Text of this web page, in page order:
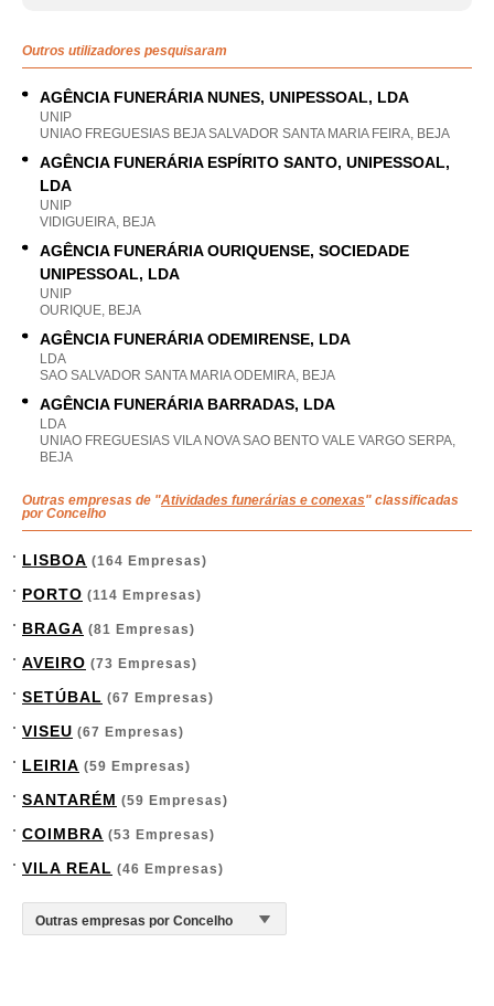
Outros utilizadores pesquisaram
AGÊNCIA FUNERÁRIA NUNES, UNIPESSOAL, LDA
UNIP
UNIAO FREGUESIAS BEJA SALVADOR SANTA MARIA FEIRA, BEJA
AGÊNCIA FUNERÁRIA ESPÍRITO SANTO, UNIPESSOAL,
LDA
UNIP
VIDIGUEIRA, BEJA
AGÊNCIA FUNERÁRIA OURIQUENSE, SOCIEDADE
UNIPESSOAL, LDA
UNIP
OURIQUE, BEJA
AGÊNCIA FUNERÁRIA ODEMIRENSE, LDA
LDA
SAO SALVADOR SANTA MARIA ODEMIRA, BEJA
AGÊNCIA FUNERÁRIA BARRADAS, LDA
LDA
UNIAO FREGUESIAS VILA NOVA SAO BENTO VALE VARGO SERPA,
BEJA
Outras empresas de "Atividades funerárias e conexas" classificadas
por Concelho
LISBOA (164 Empresas)
PORTO (114 Empresas)
BRAGA (81 Empresas)
AVEIRO (73 Empresas)
SETÚBAL (67 Empresas)
VISEU (67 Empresas)
LEIRIA (59 Empresas)
SANTARÉM (59 Empresas)
COIMBRA (53 Empresas)
VILA REAL (46 Empresas)